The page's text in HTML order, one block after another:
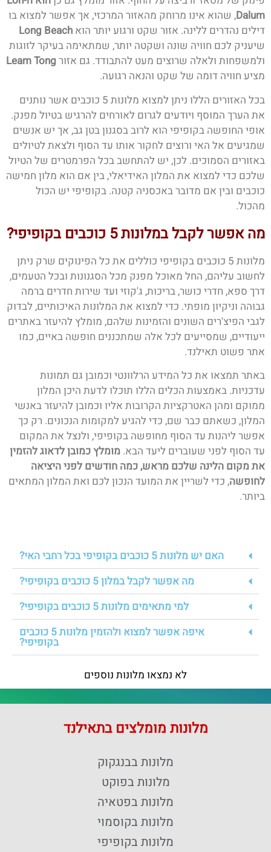
Dalum, שהוא אינו מרוחק מהאזור המרכזי, אך אפשר למצוא בו
דילים נהדרים ללינה. אזור שקט ורגוע יותר הוא Long Beach
שיעניק לכם חוויה שונה ושקטה יותר, שמתאימה בעיקר לזוגות
ולמשפחות ולאלה שרוצים מעט להתבודד. גם אזור Leam Tong
מציע חוויה דומה של שקט והנאה רגועה.
בכל האזורים הללו ניתן למצוא מלונות 5 כוכבים אשר נותנים
את הערך המוסף ויודעים לגרום לאורחים להרגיש בטיול מפנק.
אופי החופשה בקופיפי הוא לרוב בסגנון בטן גב, אך יש אנשים
שמגיעים אל האי ורוצים לחקור אותו עד הסוף ולצאת לטיולים
באזורים הסמוכים. לכן, יש להתחשב בכל הפרמטרים של הטיול
שלכם כדי למצוא את המלון האידיאלי, בין אם הוא מלון חמישה
כוכבים ובין אם מדובר באכסניה קטנה. בקופיפי יש הכול
מהכול.
מה אפשר לקבל במלונות 5 כוכבים בקופיפי?
מלונות 5 כוכבים בקופיפי כוללים את כל הפינוקים שרק ניתן
לחשוב עליהם, החל מאוכל מפנק מכל הסגנונות ובכל הטעמים,
דרך ספא, חדרי כושר, בריכות, ג'קוזי ועד שירות חדרים ברמה
גבוהה וניקיון מופתי. כדי למצוא את המלונות האיכותיים, לבדוק
לגבי הפיצ'רים השונים והזמינות שלהם, מומלץ להיעזר באתרים
ייעודיים, שמסייעים לכל אלה שמתכננים חופשה באיים, כמו
אתר פשוט תאילנד.
באתר תמצאו את כל המידע הרלוונטי וכמובן גם תמונות
עדכניות. באמצעות הכלים הללו תוכלו לדעת היכן המלון
ממוקם ומהן האטרקציות הקרובות אליו וכמובן להיעזר באנשי
המלון, כשאתם כבר שם, כדי להגיע למקומות הנכונים. רק כך
אפשר ליהנות עד הסוף מחופשה בקופיפי, ולנצל את המקום
עד הסוף לפני שעוברים ליעד הבא. מומלץ כמובן לדאוג להזמין
את מקום הלינה שלכם מראש, כמה חודשים לפני היציאה
לחופשה, כדי לשריין את המועד הנכון לכם ואת המלון המתאים
ביותר.
האם יש מלונות 5 כוכבים בקופיפי בכל רחבי האי?
מה אפשר לקבל במלון 5 כוכבים בקופיפי?
למי מתאימים מלונות 5 כוכבים בקופיפי?
איפה אפשר למצוא ולהזמין מלונות 5 כוכבים
בקופיפי?
לא נמצאו מלונות נוספים
מלונות מומלצים בתאילנד
מלונות בבנגקוק
מלונות בפוקט
מלונות בפטאיה
מלונות בקוסמוי
מלונות בקופיפי